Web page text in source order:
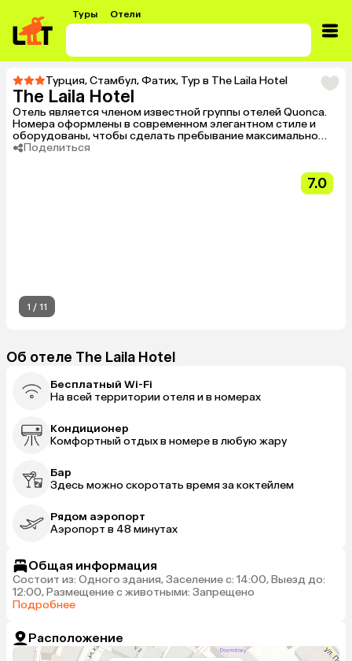
Туры Отели
Турция,Стамбул,Фатих, Тур в The Laila Hotel
The Laila Hotel
Отель является членом известной группы отелей Quonca.
Номера оформлены в современном элегантном стиле и
оборудованы, чтобы сделать пребывание максимально
комфортным.
Поделиться
7.0
1 / 11
Об отеле The Laila Hotel
Бесплатный Wi-Fi
На всей территории отеля и в номерах
Кондиционер
Комфортный отдых в номере в любую жару
Бар
Здесь можно скоротать время за коктейлем
Рядом аэропорт
Аэропорт в 48 минутах
Общая информация
Состоит из: Одного здания, Заселение с: 14:00, Выезд до:
12:00, Размещение с животными: Запрещено
Подробнее
Расположение